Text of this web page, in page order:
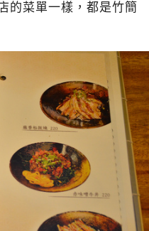
的菜單一樣，都是竹簡